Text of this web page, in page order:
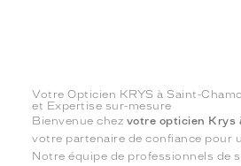
Votre Opticien KRYS à Saint-
et Expertise sur-mesure
Bienvenue chez votre opticien Krys
votre partenaire de confiance pour
Notre équipe de professionnels de